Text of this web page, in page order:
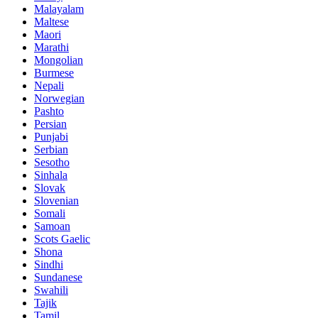
Malayalam
Maltese
Maori
Marathi
Mongolian
Burmese
Nepali
Norwegian
Pashto
Persian
Punjabi
Serbian
Sesotho
Sinhala
Slovak
Slovenian
Somali
Samoan
Scots Gaelic
Shona
Sindhi
Sundanese
Swahili
Tajik
Tamil